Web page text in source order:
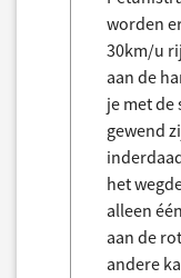
worden
30km/u
aan de
je met
gewend
het
alleen
aan de
andere